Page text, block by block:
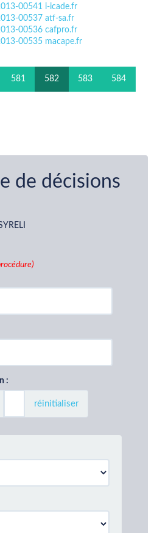
00541 i-icade.fr
00537 atf-sa.fr
00536 cafpro.fr
00535 macape.fr
581 582 583 584
de décisions
:
réinitialiser